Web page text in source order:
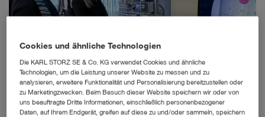
Cookies und ähnliche Technologien
Die KARL STORZ SE & Co. KG verwendet Cookies und ähnliche
Technologien, um die Leistung unserer Website zu messen und zu
analysieren, erweitere Funktionalität und Personalisierung bereitzustellen oder
zu Marketingzwecken. Beim Besuch dieser Website speichern wir oder von
uns beauftragte Dritte Informationen, einschließlich personenbezogener
Daten, auf Ihrem Endgerät, greifen auf diese zu und/oder sammeln, speichern